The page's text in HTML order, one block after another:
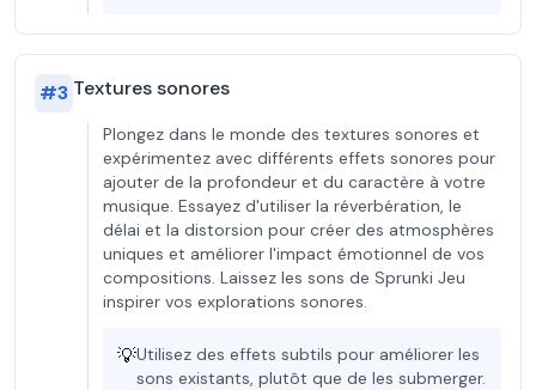
#3 Textures sonores
Plongez dans le monde des textures sonores et
expérimentez avec différents effets sonores pour
ajouter de la profondeur et du caractère à votre
musique. Essayez d'utiliser la réverbération, le
délai et la distorsion pour créer des atmosphères
uniques et améliorer l'impact émotionnel de vos
compositions. Laissez les sons de Sprunki Jeu
inspirer vos explorations sonores.
💡Utilisez des effets subtils pour améliorer les
sons existants, plutôt que de les submerger.